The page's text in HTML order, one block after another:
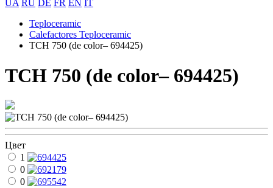
UA RU DE FR EN IT
Teploceramic
Calefactores Teploceramic
TCH 750 (de color– 694425)
TCH 750 (de color– 694425)
Цвет
1
0
0